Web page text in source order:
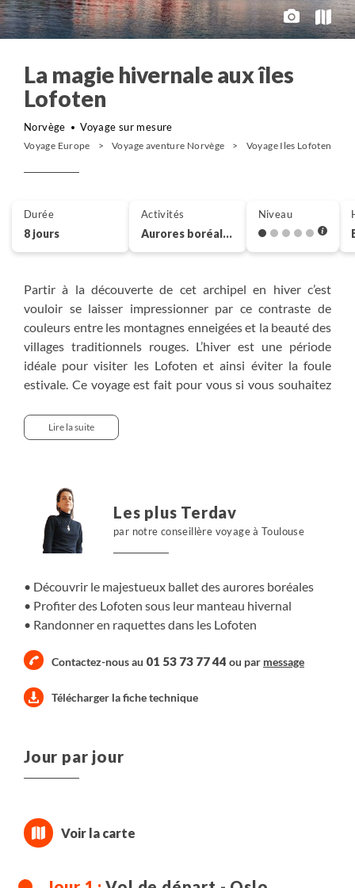
La magie hivernale aux îles
Lofoten
Norvège Voyage sur mesure
Voyage Europe Voyage aventure Norvège Voyage Iles Lofoten
Partir à la découverte de cet archipel en hiver c’est
vouloir se laisser impressionner par ce contraste de
couleurs entre les montagnes enneigées et la beauté des
villages traditionnels rouges. L’hiver est une période
idéale pour visiter les Lofoten et ainsi éviter la foule
estivale. Ce voyage est fait pour vous si vous souhaitez
exceptionnelle. Vos journées sont rythmées par les
visites et les activités que vous avez choisies mais les
vous emporter dans cette danse féérique et colorée,
ouvrez grand les yeux !
Lire la suite
Les plus Terdav
par notre conseillère voyage à Toulouse
Découvrir le majestueux ballet des aurores boréales
Profiter des Lofoten sous leur manteau hivernal
Randonner en raquettes dans les Lofoten
Contactez-nous au 01 53 73 77 44 ou par message
Durée
8 jours
Activités
Aurores boréales
Niveau
Télécharger la fiche technique
Jour par jour